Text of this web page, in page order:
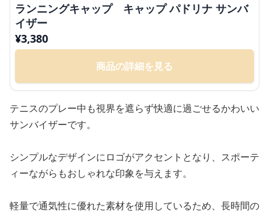
ランニングキャップ キャップ パドリナ サンバ
イザー
¥3,380
商品の詳細を見る
テニスのプレー中も視界を遮らず快適に過ごせるかわいい
サンバイザーです。
シンプルなデザインにロゴがアクセントとなり、スポーテ
ィーながらもおしゃれな印象を与えます。
軽量で通気性に優れた素材を使用しているため、長時間の